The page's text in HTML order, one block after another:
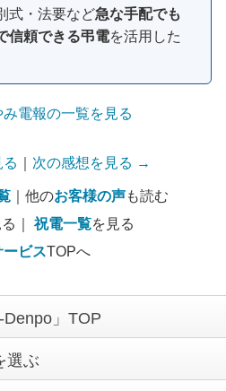
式・法要など急な手配でも
信頼できる弔電を活用した
電報の一覧を見る
次の感想を見る →
｜他のお客様の声も読む
る｜祝電一覧を見る
ービスTOPへ
」TOP
選ぶ